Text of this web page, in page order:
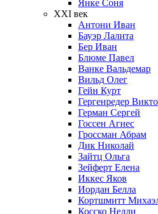
Янке Соня
XXI век
Антони Иван
Бауэр Лалита
Бер Иван
Блюме Павел
Ванке Вальдемар
Вильд Олег
Гейн Курт
Гергенредер
Герман Сергей
Госсен Агнес
Гроссман Абрам
Дик Николай
Зайтц Ольга
Зейферт Елена
Иккес Яков
Иордан Белла
Кортшмитт
Косско Нелли